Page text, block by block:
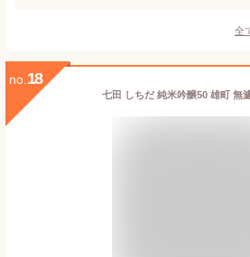
全
no. 18
七田 しちだ 純米吟醸50 雄町 無